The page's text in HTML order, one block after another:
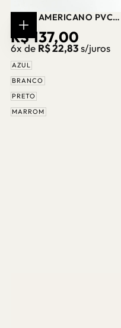
ESCOLHER
OPÇÕES
JOGO AMERICANO PVC
LUXO FIO DOURADO CASA
SPLENDIDA
PREÇO
REGULAR
R$ 137,00
6x de R$ 22,83 s/juros
AZUL
BRANCO
PRETO
MARROM